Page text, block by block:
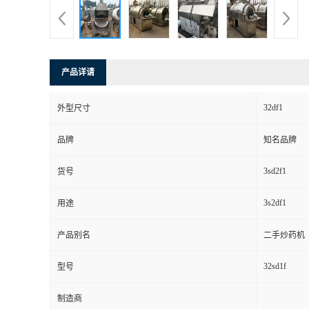
产品详请
外型尺寸 32df1
品牌 知名品牌
货号 3sd2f1
用途 3s2df1
产品别名 二手炒药机
型号 32sd1f
制造商